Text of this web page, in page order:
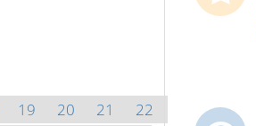
19 20 21
22